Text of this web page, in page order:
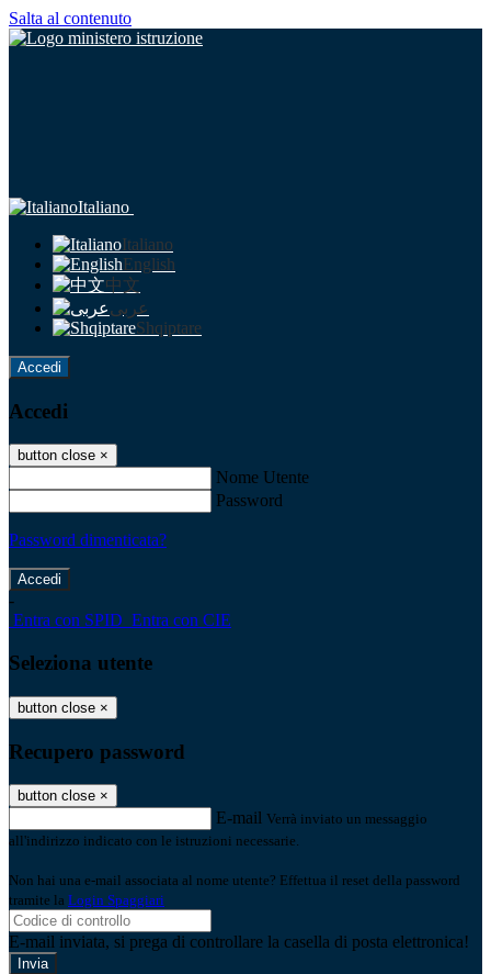
Salta al contenuto
Italiano
Italiano
English
中文
عربى
Shqiptare
Accedi
Accedi
button close ×
Nome Utente
Password
Password dimenticata?
-
Entra con SPID Entra con CIE
Seleziona utente
button close ×
Recupero password
button close ×
E-mail Verrà inviato un messaggio
all'indirizzo indicato con le istruzioni necessarie.
Non hai una e-mail associata al nome utente? Effettua il reset della password
tramite la Login Spaggiari
E-mail inviata, si prega di controllare la casella di posta elettronica!